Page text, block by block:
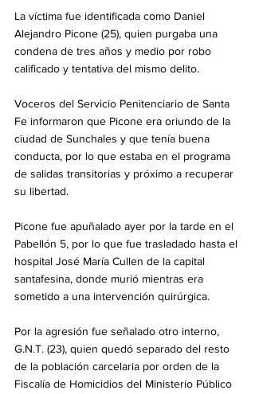
La víctima fue identificada como Daniel
Alejandro Picone (25), quien purgaba una
condena de tres años y medio por robo
calificado y tentativa del mismo delito.
Voceros del Servicio Penitenciario de Santa
Fe informaron que Picone era oriundo de la
ciudad de Sunchales y que tenía buena
conducta, por lo que estaba en el programa
de salidas transitorias y próximo a recuperar
su libertad.
Picone fue apuñalado ayer por la tarde en el
Pabellón 5, por lo que fue trasladado hasta el
hospital José María Cullen de la capital
santafesina, donde murió mientras era
sometido a una intervención quirúrgica.
Por la agresión fue señalado otro interno,
G.N.T. (23), quien quedó separado del resto
de la población carcelaria por orden de la
Fiscalía de Homicidios del Ministerio Público